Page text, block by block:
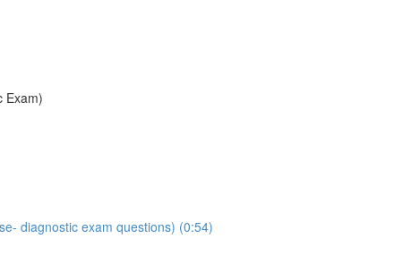
Exam)
diagnostic exam questions) (0:54)